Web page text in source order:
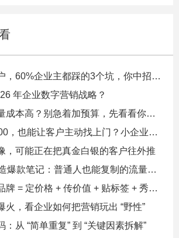
60%企业主都踩的3个坑，你中招了吗？
年企业数字营销战略？
？别急着加预算，先看看你的数据漏斗在漏多少钱！
客户主动找上门？小企业主都在偷偷用的3个低成本引流逻辑
，可能正在把真金白银的客户往外推
爆款笔记：普通人也能复制的流量密码
定价格 + 传价值 + 贴标签 + 秀实力 + 给体验
火，看企业如何把营销玩出 “野性”
：从 “简单重复” 到 “关键因素拆解”